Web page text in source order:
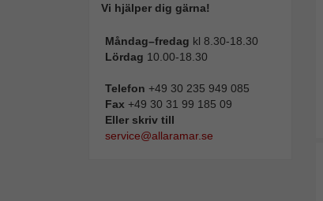
Vi hjälper dig gärna!
Måndag–fredag kl 8.30-18.30
Lördag 10.00-18.30
Telefon +49 30 235 949 085
Fax +49 30 31 99 185 09
Eller skriv till
service@allaramar.se